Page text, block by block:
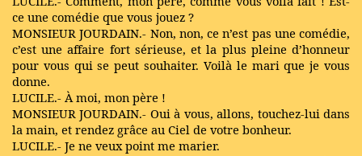
ce une comédie que vous jouez ?
MONSIEUR JOURDAIN.- Non, non, ce n’est pas une comédie,
c’est une affaire fort sérieuse, et la plus pleine d’honneur
pour vous qui se peut souhaiter. Voilà le mari que je vous
donne.
LUCILE.- À moi, mon père !
MONSIEUR JOURDAIN.- Oui à vous, allons, touchez-lui dans
la main, et rendez grâce au Ciel de votre bonheur.
LUCILE.- Je ne veux point me marier.